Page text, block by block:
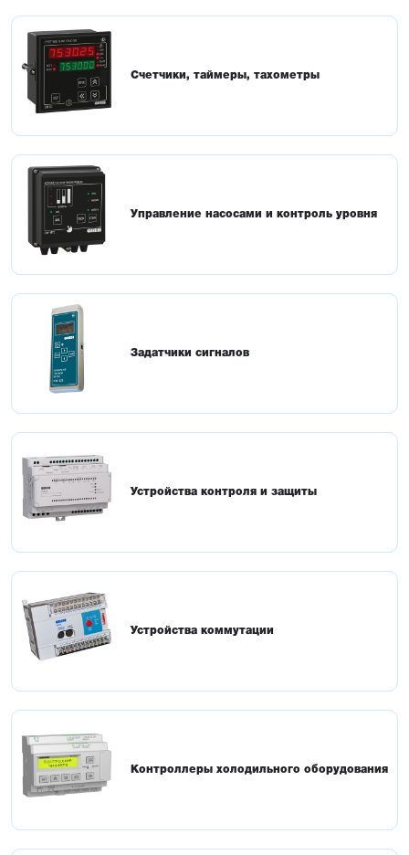
Счетчики, таймеры, тахометры
Управление насосами и контроль уровня
Задатчики сигналов
Устройства контроля и защиты
Устройства коммутации
Контроллеры холодильного оборудования